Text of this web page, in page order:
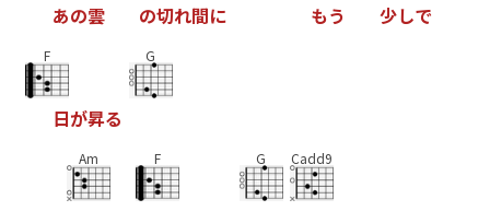
あの雲 の切れ間に もう 少しで
F
日が昇る
G
Am F G Cadd9